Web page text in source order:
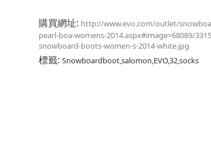
購買網址: http://www.evo.com/outlet/
pearl-boa-womens-2014.aspx#image=68089/
snowboard-boots-women-s-2014-white.jpg
標籤: Snowboardboot,salomon,EVO,32,socks